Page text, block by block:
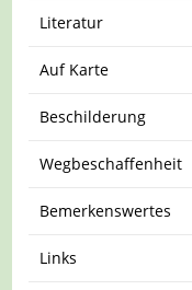
Literatur
Auf Karte
Beschilderung
Wegbeschaffenheit
Bemerkenswertes
Links